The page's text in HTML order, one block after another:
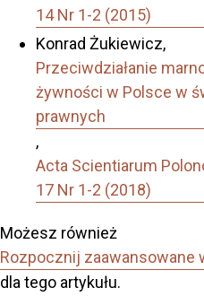
14 Nr 1-2 (2015)
Konrad Żukiewicz,
Przeciwdziałanie
żywności w Polsce w
prawnych
,
Acta Scientiarum
17 Nr 1-2 (2018)
Możesz również
Rozpocznij
dla tego artykułu.